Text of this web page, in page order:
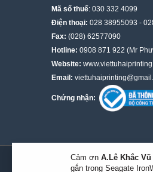
Mã số thuế: 030 332 4099
Điện thoại: 028 38955093 -
Fax: (028) 62577090
Hotline: 0908 871 922 (Mr
Website:
Email:
Chứng nhận:
© 2019. Bản quyền thuộc về
Cảm ơn A.Lê Khắc Vũ
gắn trong Seagate